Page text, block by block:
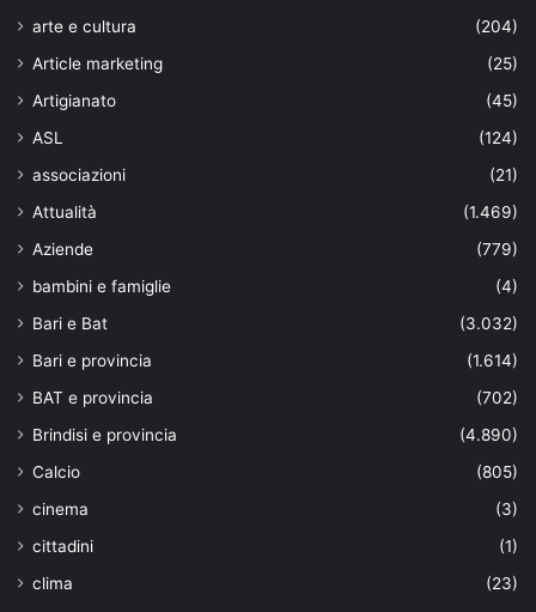
arte e cultura
(204)
Article marketing
(25)
Artigianato
(45)
ASL
(124)
associazioni
(21)
Attualità
(1.469)
Aziende
(779)
bambini e famiglie
(4)
Bari e Bat
(3.032)
Bari e provincia
(1.614)
BAT e provincia
(702)
Brindisi e provincia
(4.890)
Calcio
(805)
cinema
(3)
cittadini
(1)
clima
(23)